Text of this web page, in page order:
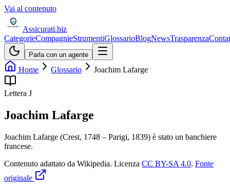
Vai al contenuto
Assicurati.biz
CategorieCompagnieStrumentiGlossarioBlogNewsTrasparenza
Parla con un agente
Home Glossario Joachim Lafarge
Lettera J
Joachim Lafarge
Joachim Lafarge (Crest, 1748 – Parigi, 1839) è stato un banchiere
francese.
Contenuto adattato da Wikipedia. Licenza CC BY-SA 4.0. Fonte
originale